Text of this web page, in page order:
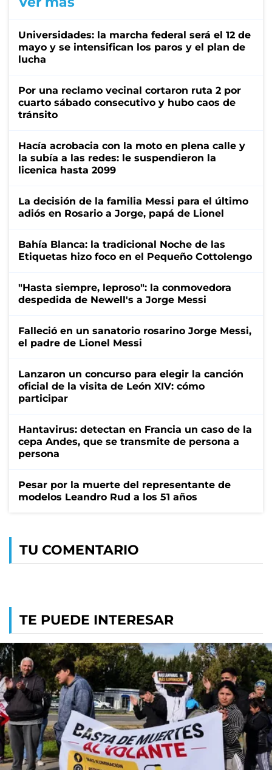
Universidades: la marcha federal será el 12 de
mayo y se intensifican los paros y el plan de
lucha
Por una reclamo vecinal cortaron ruta 2 por
cuarto sábado consecutivo y hubo caos de
tránsito
Hacía acrobacia con la moto en plena calle y
la subía a las redes: le suspendieron la
licenica hasta 2099
La decisión de la familia Messi para el último
adiós en Rosario a Jorge, papá de Lionel
Bahía Blanca: la tradicional Noche de las
Etiquetas hizo foco en el Pequeño Cottolengo
"Hasta siempre, leproso": la conmovedora
despedida de Newell's a Jorge Messi
Falleció en un sanatorio rosarino Jorge Messi,
el padre de Lionel Messi
Lanzaron un concurso para elegir la canción
oficial de la visita de León XIV: cómo
participar
Hantavirus: detectan en Francia un caso de la
cepa Andes, que se transmite de persona a
persona
Pesar por la muerte del representante de
modelos Leandro Rud a los 51 años
TU COMENTARIO
TE PUEDE INTERESAR